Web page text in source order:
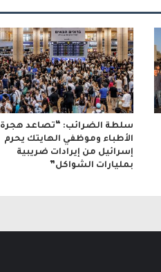
سلطة الضرائب: “تصاعد هجرة
الأطباء وموظفي الهايتك يحرم
إسرائيل من إيرادات ضريبية
بمليارات الشواكل”